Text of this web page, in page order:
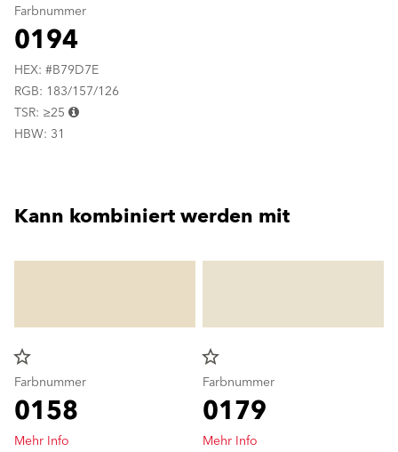
Farbnummer
0194
HEX: #B79D7E
RGB: 183/157/126
TSR: ≥25
HBW: 31
Kann kombiniert werden mit
star_border
Farbnummer
0158
Mehr Info
star_border
Farbnummer
0179
Mehr Info